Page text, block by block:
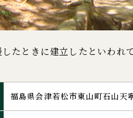
たときに建立したといわれ
福島県会津若松市東山町石山天